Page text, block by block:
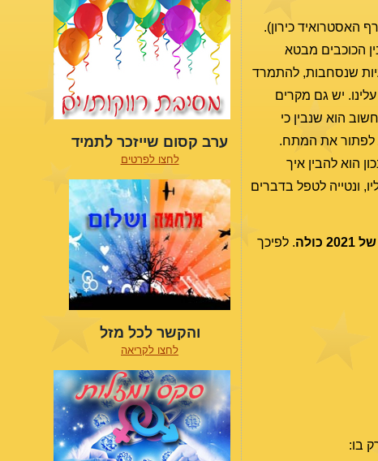
האסטרואיד כירון).
הכוכבים מבטא
שנסחבות, להתמרד
יש גם מקרים
הוא שנבין כי
לפתור את המתח.
הוא להבין איך
ונטייה לטפל בדברים
כולה
. לפיכך
בו:
ערב קסום שייזכר לתמיד
לחצו לפרטים
והקשר לכל מזל
לחצו לקריאה